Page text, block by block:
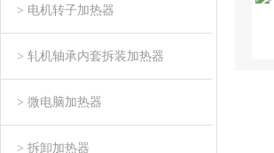
> 电机转子加热器
> 轧机轴承内套拆装加热器
> 微电脑加热器
> 拆卸加热器